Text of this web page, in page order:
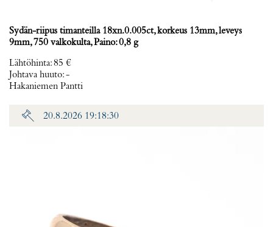
Sydän-riipus timanteilla 18xn.0.005ct, korkeus 13mm, leveys
9mm, 750 valkokulta, Paino: 0,8 g
Lähtöhinta:85 €
Johtava huuto:-
Hakaniemen Pantti
20.8.2026 19:18:30